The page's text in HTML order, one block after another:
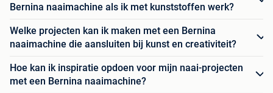
Bernina naaimachine als ik met kunststoffen werk?
Welke projecten kan ik maken met een Bernina
naaimachine die aansluiten bij kunst en creativiteit?
Hoe kan ik inspiratie opdoen voor mijn naai-projecten
met een Bernina naaimachine?